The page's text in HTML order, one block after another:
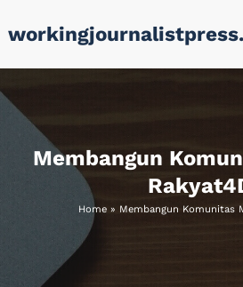
to
Membangun
Home» Membangun Komunitas